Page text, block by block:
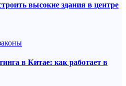
высокие здания в центре
в Китае: как работает в